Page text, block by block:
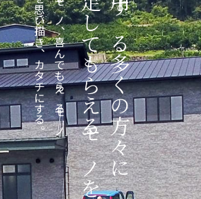
活用する多くの方々に
満足してもらえるモノを
使えるモノ、喜んでもらえるモノ
理想を思い描き、カタチにする。